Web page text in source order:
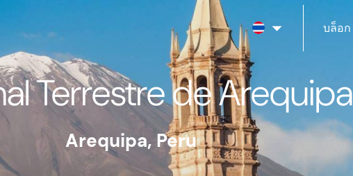
บล็อก
Terrestre de Arequipa
Arequipa, Peru